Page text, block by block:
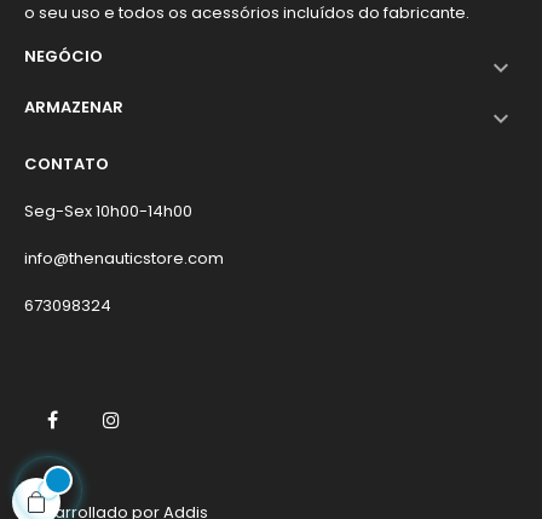
o seu uso e todos os acessórios incluídos do fabricante.
NEGÓCIO

ARMAZENAR 
CONTATO
Seg-Sex 10h00-14h00
info@thenauticstore.com
673098324
Facebook
Desarrollado porAddis